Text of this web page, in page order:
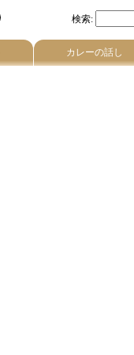
検索:
カレーの話し